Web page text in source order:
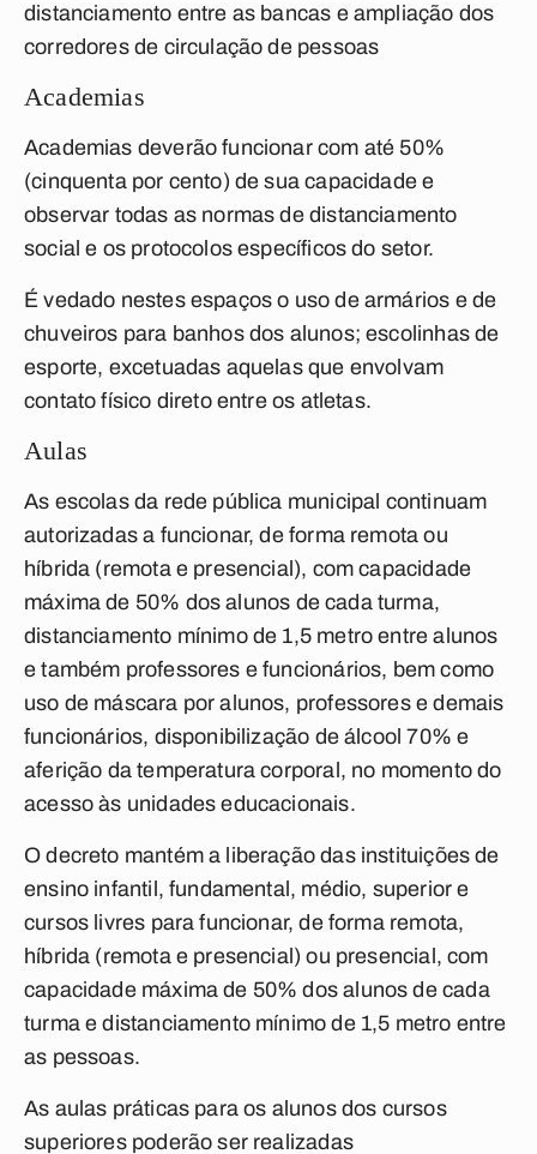
distanciamento entre as bancas e ampliação dos
corredores de circulação de pessoas
Academias
Academias deverão funcionar com até 50%
(cinquenta por cento) de sua capacidade e
observar todas as normas de distanciamento
social e os protocolos específicos do setor.
É vedado nestes espaços o uso de armários e de
chuveiros para banhos dos alunos; escolinhas de
esporte, excetuadas aquelas que envolvam
contato físico direto entre os atletas.
Aulas
As escolas da rede pública municipal continuam
autorizadas a funcionar, de forma remota ou
híbrida (remota e presencial), com capacidade
máxima de 50% dos alunos de cada turma,
distanciamento mínimo de 1,5 metro entre alunos
e também professores e funcionários, bem como
uso de máscara por alunos, professores e demais
funcionários, disponibilização de álcool 70% e
aferição da temperatura corporal, no momento do
acesso às unidades educacionais.
O decreto mantém a liberação das instituições de
ensino infantil, fundamental, médio, superior e
cursos livres para funcionar, de forma remota,
híbrida (remota e presencial) ou presencial, com
capacidade máxima de 50% dos alunos de cada
turma e distanciamento mínimo de 1,5 metro entre
as pessoas.
As aulas práticas para os alunos dos cursos
superiores poderão ser realizadas